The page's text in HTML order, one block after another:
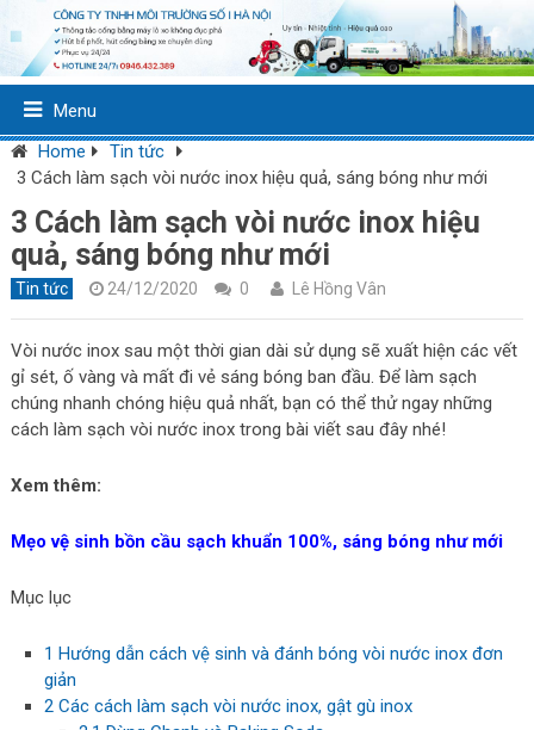
Menu
Home
Tin tức
3 Cách làm sạch vòi nước inox hiệu quả, sáng bóng như mới
3 Cách làm sạch vòi nước inox hiệu
quả, sáng bóng như mới
Tin tức 24/12/2020 0 Lê Hồng Vân
Vòi nước inox sau một thời gian dài sử dụng sẽ xuất hiện các vết
gỉ sét, ố vàng và mất đi vẻ sáng bóng ban đầu. Để làm sạch
chúng nhanh chóng hiệu quả nhất, bạn có thể thử ngay những
cách làm sạch vòi nước inox trong bài viết sau đây nhé!
Xem thêm:
Mẹo vệ sinh bồn cầu sạch khuẩn 100%, sáng bóng như mới
Mục lục
1 Hướng dẫn cách vệ sinh và đánh bóng vòi nước inox đơn
giản
2 Các cách làm sạch vòi nước inox, gật gù inox